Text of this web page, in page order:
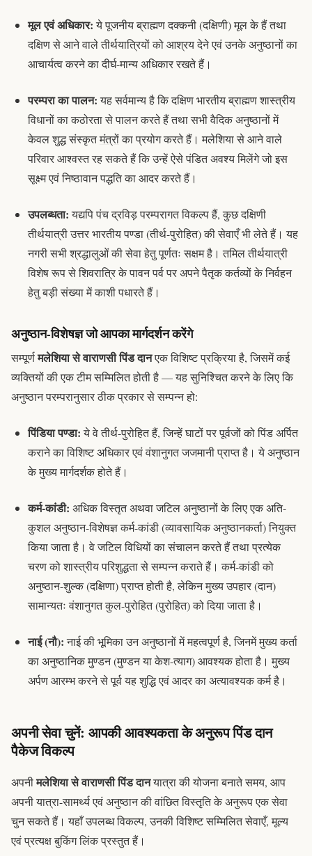
मूल एवं अधिकार:ये पूजनीय ब्राह्मण दक्कनी (दक्षिणी) मूल के हैं तथा
दक्षिण से आने वाले तीर्थयात्रियों को आश्रय देने एवं उनके अनुष्ठानों का
आचार्यत्व करने का दीर्घ-मान्य अधिकार रखते हैं।
परम्परा का पालन:यह सर्वमान्य है कि दक्षिण भारतीय ब्राह्मण शास्त्रीय
विधानों का कठोरता से पालन करते हैं तथा सभी वैदिक अनुष्ठानों में
केवल शुद्ध संस्कृतमंत्रोंका प्रयोग करते हैं। मलेशिया से आने वाले
परिवार आश्वस्त रह सकते हैं कि उन्हें ऐसे पंडित अवश्य मिलेंगे जो इस
सूक्ष्म एवं निष्ठावान पद्धति का आदर करते हैं।
उपलब्धता:यद्यपि पंच द्रविड़ परम्परागत विकल्प हैं, कुछ दक्षिणी
तीर्थयात्री उत्तर भारतीयपण्डा(तीर्थ-पुरोहित) की सेवाएँ भी लेते हैं। यह
नगरी सभी श्रद्धालुओं की सेवा हेतु पूर्णतः सक्षम है। तमिल तीर्थयात्री
विशेष रूप से शिवरात्रि के पावन पर्व पर अपने पैतृक कर्तव्यों के निर्वहन
हेतु बड़ी संख्या में काशी पधारते हैं।
अनुष्ठान-विशेषज्ञ जो आपका मार्गदर्शन करेंगे
सम्पूर्णमलेशिया से वाराणसी पिंड दानएक विशिष्ट प्रक्रिया है, जिसमें कई
व्यक्तियों की एक टीम सम्मिलित होती है — यह सुनिश्चित करने के लिए कि
अनुष्ठान परम्परानुसार ठीक प्रकार से सम्पन्न हो:
पिंडिया पण्डा:ये वे तीर्थ-पुरोहित हैं, जिन्हें घाटों पर पूर्वजों कोपिंडअर्पित
कराने का विशिष्ट अधिकार एवं वंशानुगतजजमानीप्राप्त है। ये अनुष्ठान
के मुख्यमार्गदर्शकहोते हैं।
कर्म-कांडी: अधिक विस्तृत अथवा जटिल अनुष्ठानों के लिए एक अति-
कुशल अनुष्ठान-विशेषज्ञकर्म-कांडी(व्यावसायिक अनुष्ठानकर्ता) नियुक्त
किया जाता है। वे जटिल विधियों का संचालन करते हैं तथा प्रत्येक
चरण को शास्त्रीय परिशुद्धता से सम्पन्न कराते हैं।कर्म-कांडीको
अनुष्ठान-शुल्क (दक्षिणा) प्राप्त होती है, लेकिन मुख्य उपहार (दान)
सामान्यतः वंशानुगत कुल-पुरोहित (पुरोहित) को दिया जाता है।
नाई (नौ):नाई की भूमिका उन अनुष्ठानों में महत्वपूर्ण है, जिनमें मुख्य कर्ता
का अनुष्ठानिक मुण्डन (मुण्डनया केश-त्याग) आवश्यक होता है। मुख्य
अर्पण आरम्भ करने से पूर्व यह शुद्धि एवं आदर का अत्यावश्यक कर्म है।
अपनी सेवा चुनें: आपकी आवश्यकता के अनुरूप पिंड दान
पैकेज विकल्प
अपनीमलेशिया से वाराणसी पिंड दानयात्रा की योजना बनाते समय, आप
अपनी यात्रा-सामर्थ्य एवं अनुष्ठान की वांछित विस्तृति के अनुरूप एकसेवा
चुन सकते हैं। यहाँ उपलब्ध विकल्प, उनकी विशिष्ट सम्मिलित सेवाएँ, मूल्य
एवं प्रत्यक्ष बुकिंग लिंक प्रस्तुत हैं।